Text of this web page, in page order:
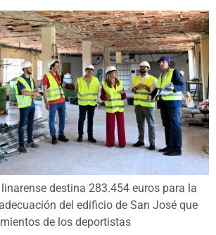
destina 283.454 euros para la
del edificio de San José que
de los deportistas